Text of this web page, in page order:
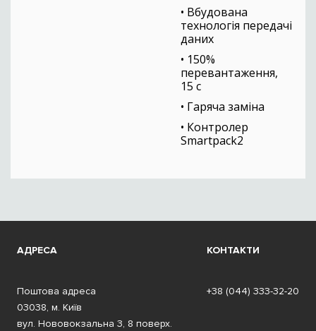
• Вбудована
технологія передачі
даних
• 150%
перевантаження,
15 с
• Гаряча заміна
• Контролер
Smartpack2
АДРЕСА
Поштова адреса
03038, м. Київ
вул. Нововокзальна 3, 8 поверх.
КОНТАКТИ
+38 (044) 333-32-20